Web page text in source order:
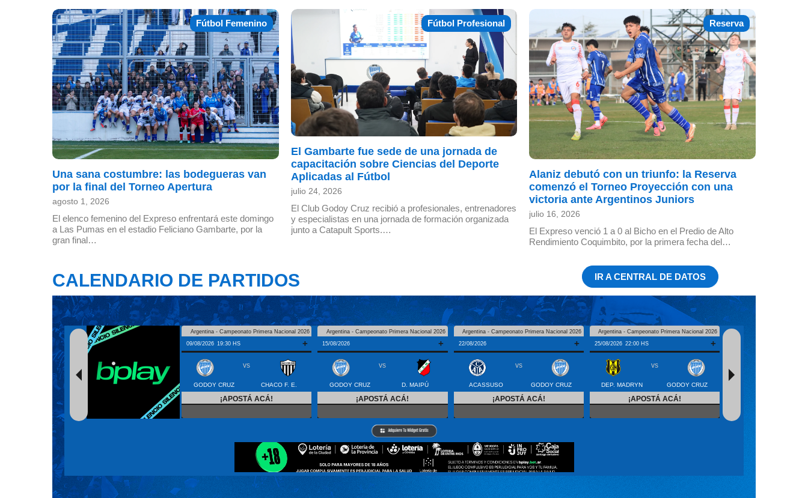
Fútbol Femenino
Una sana costumbre: las bodegueras van
por la final del Torneo Apertura
agosto 1, 2026
El elenco femenino del Expreso enfrentará este domingo
a Las Pumas en el estadio Feliciano Gambarte, por la
gran final…
Fútbol Profesional
El Gambarte fue sede de una jornada de
capacitación sobre Ciencias del Deporte
Aplicadas al Fútbol
julio 24, 2026
El Club Godoy Cruz recibió a profesionales, entrenadores
y especialistas en una jornada de formación organizada
junto a Catapult Sports.…
Reserva
Alaniz debutó con un triunfo: la Reserva
comenzó el Torneo Proyección con una
victoria ante Argentinos Juniors
julio 16, 2026
El Expreso venció 1 a 0 al Bicho en el Predio de Alto
Rendimiento Coquimbito, por la primera fecha del…
CALENDARIO DE PARTIDOS IR A CENTRAL DE DATOS